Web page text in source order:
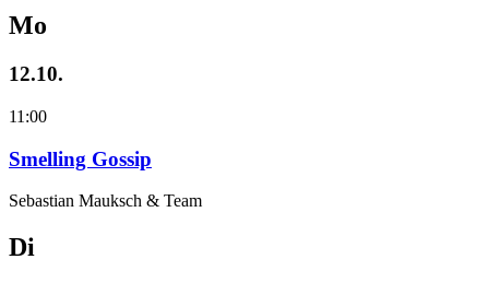
Mo
12.10.
11:00
Smelling Gossip
Sebastian Mauksch & Team
Di